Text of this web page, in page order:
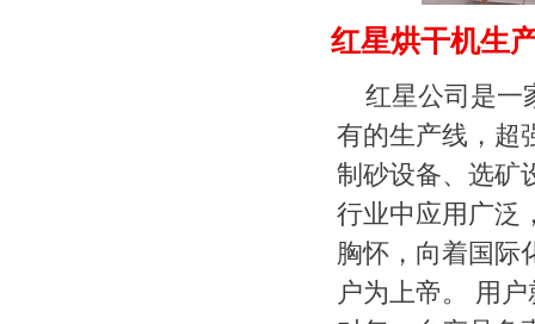
红星烘干机生
红星公司是一
有的生产线，超
制砂设备、选矿
行业中应用广泛
胸怀，向着国际
户为上帝。 用